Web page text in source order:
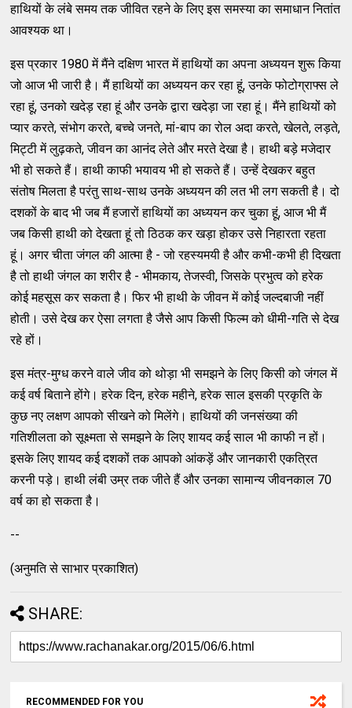
हाथियों के लंबे समय तक जीवित रहने के लिए इस समस्या का समाधान नितांत
आवश्यक था।
इस प्रकार 1980 में मैंने दक्षिण भारत में हाथियों का अपना अध्ययन शुरू किया
जो आज भी जारी है। मैं हाथियों का अध्ययन कर रहा हूं, उनके फोटोग्राफ्स ले
रहा हूं, उनको खदेड़ रहा हूं और उनके द्वारा खदेड़ा जा रहा हूं। मैंने हाथियों को
प्यार करते, संभोग करते, बच्चे जनते, मां-बाप का रोल अदा करते, खेलते, लड़ते,
मिट्टी में लुढ़कते, जीवन का आनंद लेते और मरते देखा है। हाथी बड़े मजेदार
भी हो सकते हैं। हाथी काफी भयावय भी हो सकते हैं। उन्हें देखकर बहुत
संतोष मिलता है परंतु साथ-साथ उनके अध्ययन की लत भी लग सकती है। दो
दशकों के बाद भी जब मैं हजारों हाथियों का अध्ययन कर चुका हूं, आज भी मैं
जब किसी हाथी को देखता हूं तो ठिठक कर खड़ा होकर उसे निहारता रहता
हूं। अगर चीता जंगल की आत्मा है - जो रहस्यमयी है और कभी-कभी ही दिखता
है तो हाथी जंगल का शरीर है - भीमकाय, तेजस्वी, जिसके प्रभुत्व को हरेक
कोई महसूस कर सकता है। फिर भी हाथी के जीवन में कोई जल्दबाजी नहीं
होती। उसे देख कर ऐसा लगता है जैसे आप किसी फिल्म को धीमी-गति से देख
रहे हों।
इस मंत्र-मुग्ध करने वाले जीव को थोड़ा भी समझने के लिए किसी को जंगल में
कई वर्ष बिताने होंगे। हरेक दिन, हरेक महीने, हरेक साल इसकी प्रकृति के
कुछ नए लक्षण आपको सीखने को मिलेंगे। हाथियों की जनसंख्या की
गतिशीलता को सूक्ष्मता से समझने के लिए शायद कई साल भी काफी न हों।
इसके लिए शायद कई दशकों तक आपको आंकड़ें और जानकारी एकत्रित
करनी पड़े। हाथी लंबी उम्र तक जीते हैं और उनका सामान्य जीवनकाल 70
वर्ष का हो सकता है।
--
(अनुमति से साभार प्रकाशित)
SHARE:
RECOMMENDED FOR YOU